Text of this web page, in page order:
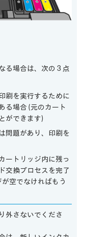
る場合は、次の 3 点
刷を実行するために
る場合 (元のカート
ができます)
問題があり、印刷を
ートリッジ内に残っ
交換プロセスを完了
空でなければもう
外さないでくださ